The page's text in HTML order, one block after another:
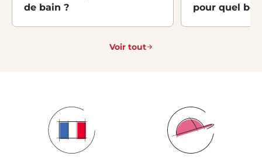
de bain ?
pour quel
Voir tout